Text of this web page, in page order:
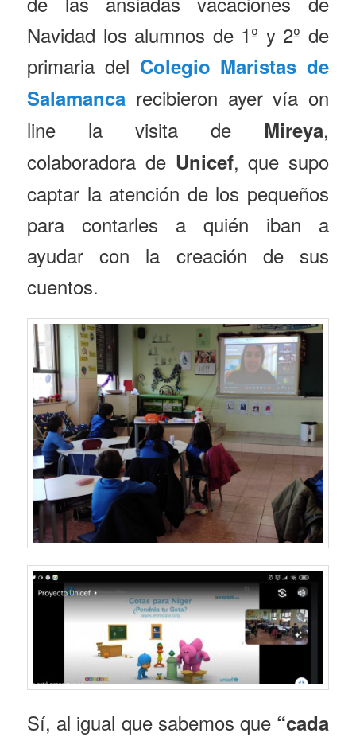
Navidad los alumnos de 1º y 2º de
primaria del Colegio Maristas de
Salamanca recibieron ayer vía on
line la visita de Mireya,
colaboradora de Unicef, que supo
captar la atención de los pequeños
para contarles a quién iban a
ayudar con la creación de sus
cuentos.
Sí, al igual que sabemos que “cada